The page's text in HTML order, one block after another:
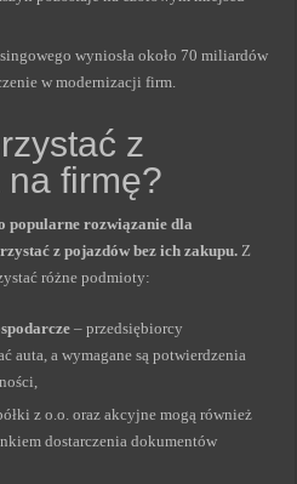
wyniosła około 70 miliardów
w modernizacji firm.
z
firmę?
popularne rozwiązanie dla
z pojazdów bez ich zakupu. Z
różne podmioty:
– przedsiębiorcy
auta, a wymagane są potwierdzenia
z o.o. oraz akcyjne mogą również
dostarczenia dokumentów